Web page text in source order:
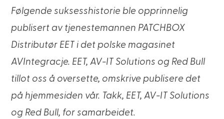
Følgende suksesshistorie ble opprinnelig
publisert av tjenestemannen PATCHBOX
Distributør EET i det polske magasinet
AVIntegracje. EET, AV-IT Solutions og Red Bull
tillot oss å oversette, omskrive publisere det
på hjemmesiden vår. Takk, EET, AV-IT Solutions
og Red Bull, for samarbeidet.